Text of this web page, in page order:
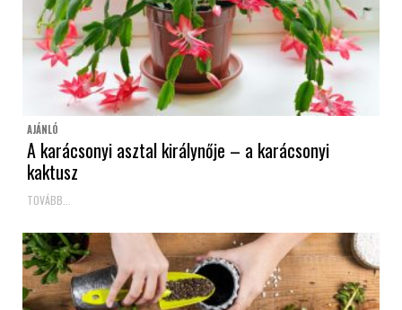
AJÁNLÓ
A karácsonyi asztal királynője – a karácsonyi
kaktusz
TOVÁBB...